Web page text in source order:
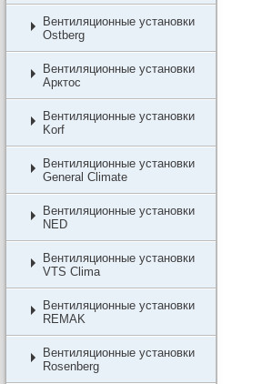
Вентиляционные установки
Ostberg
Вентиляционные установки
Арктос
Вентиляционные установки
Korf
Вентиляционные установки
General Climate
Вентиляционные установки
NED
Вентиляционные установки
VTS Clima
Вентиляционные установки
REMAK
Вентиляционные установки
Rosenberg